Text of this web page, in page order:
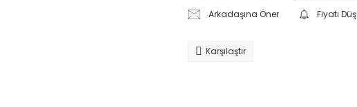
Arkadaşına Öner Fiyatı
Karşılaştır